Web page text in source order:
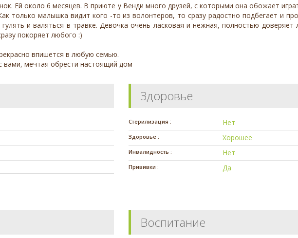
Ей около 6 месяцев. В приюте у Венди много друзей, с которыми она обожает
только малышка видит кого -то из волонтеров, то сразу радостно подбегает и
и валяться в травке. Девочка очень ласковая и нежная, полностью
покоряет любого :)
впишется в любую семью.
вами, мечтая обрести настоящий дом
Здоровье
Стерилизация : Нет
Здоровье : Хорошее
Инвалидность : Нет
Прививки : Да
Воспитание